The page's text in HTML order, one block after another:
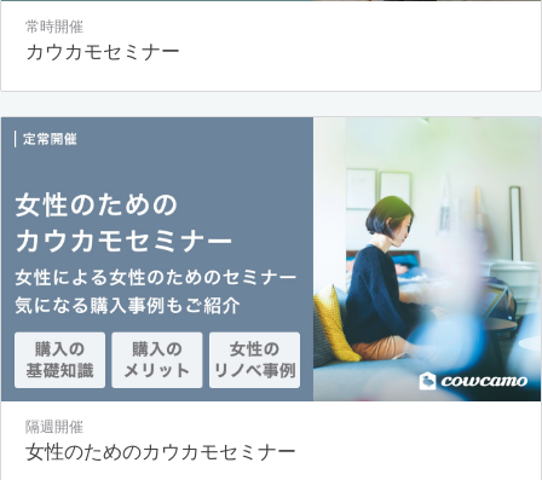
常時開催
カウカモセミナー
隔週開催
女性のためのカウカモセミナー